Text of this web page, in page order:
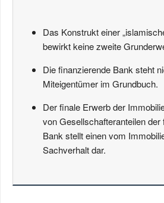
Das Konstrukt einer
bewirkt keine zweite
Die finanzierende Bank steht
Miteigentümer im Grundbuch.
Der finale Erwerb der
von Gesellschafteranteilen der
Bank stellt einen vom
Sachverhalt dar.